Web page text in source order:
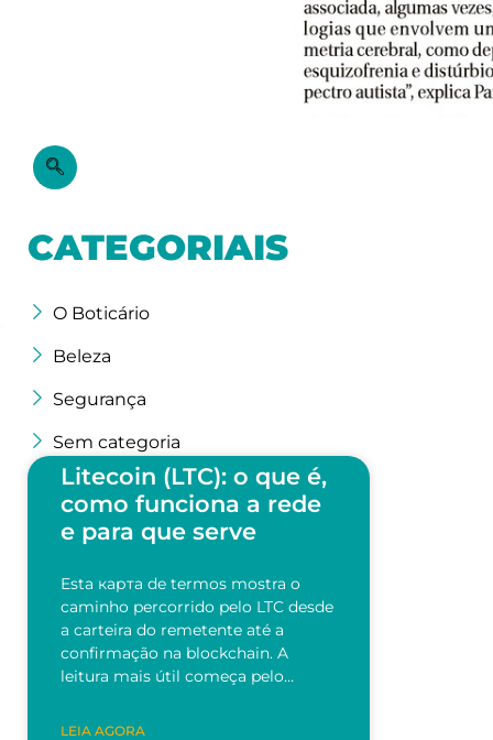
CATEGORIAIS
O Boticário
Beleza
Segurança
Sem categoria
Litecoin (LTC): o que é,
como funciona a rede
e para que serve
Esta карта de termos mostra o
caminho percorrido pelo LTC desde
a carteira do remetente até a
confirmação na blockchain. A
leitura mais útil começa pelo…
LEIA AGORA